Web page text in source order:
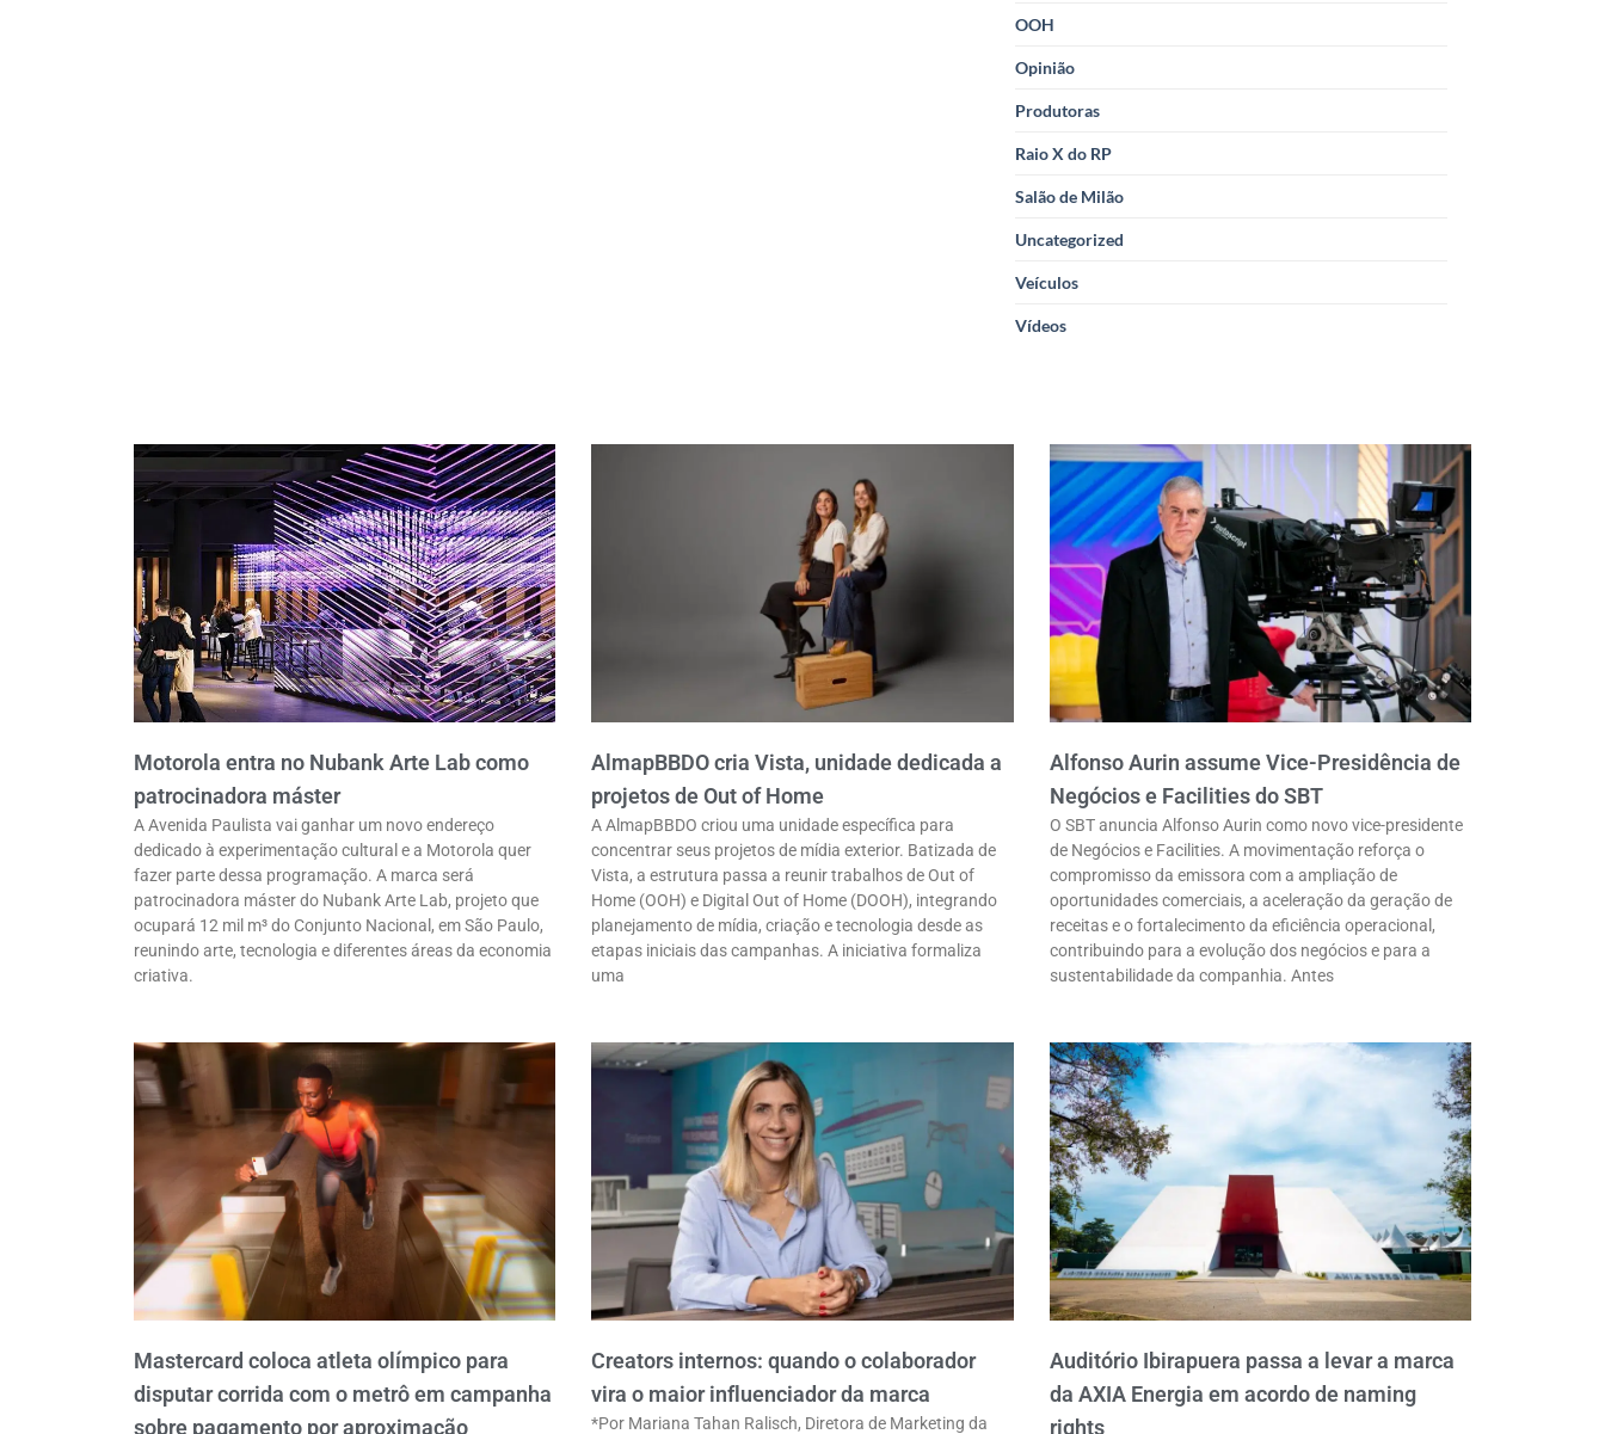
OOH
Opinião
Produtoras
Raio X do RP
Salão de Milão
Uncategorized
Veículos
Vídeos
Motorola entra no Nubank Arte Lab como
patrocinadora máster
A Avenida Paulista vai ganhar um novo endereço
dedicado à experimentação cultural e a Motorola quer
fazer parte dessa programação. A marca será
patrocinadora máster do Nubank Arte Lab, projeto que
ocupará 12 mil m³ do Conjunto Nacional, em São Paulo,
reunindo arte, tecnologia e diferentes áreas da economia
criativa.
AlmapBBDO cria Vista, unidade dedicada a
projetos de Out of Home
A AlmapBBDO criou uma unidade específica para
concentrar seus projetos de mídia exterior. Batizada de
Vista, a estrutura passa a reunir trabalhos de Out of
Home (OOH) e Digital Out of Home (DOOH), integrando
planejamento de mídia, criação e tecnologia desde as
etapas iniciais das campanhas. A iniciativa formaliza
uma
Alfonso Aurin assume Vice-Presidência de
Negócios e Facilities do SBT
O SBT anuncia Alfonso Aurin como novo vice-presidente
de Negócios e Facilities. A movimentação reforça o
compromisso da emissora com a ampliação de
oportunidades comerciais, a aceleração da geração de
receitas e o fortalecimento da eficiência operacional,
contribuindo para a evolução dos negócios e para a
sustentabilidade da companhia. Antes
Mastercard coloca atleta olímpico para
disputar corrida com o metrô em campanha
sobre pagamento por aproximação
Creators internos: quando o colaborador
vira o maior influenciador da marca
*Por Mariana Tahan Ralisch, Diretora de Marketing da
Auditório Ibirapuera passa a levar a marca
da AXIA Energia em acordo de naming
rights